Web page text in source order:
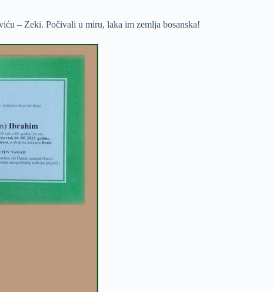
– Zeki. Počivali u miru, laka im zemlja bosanska!